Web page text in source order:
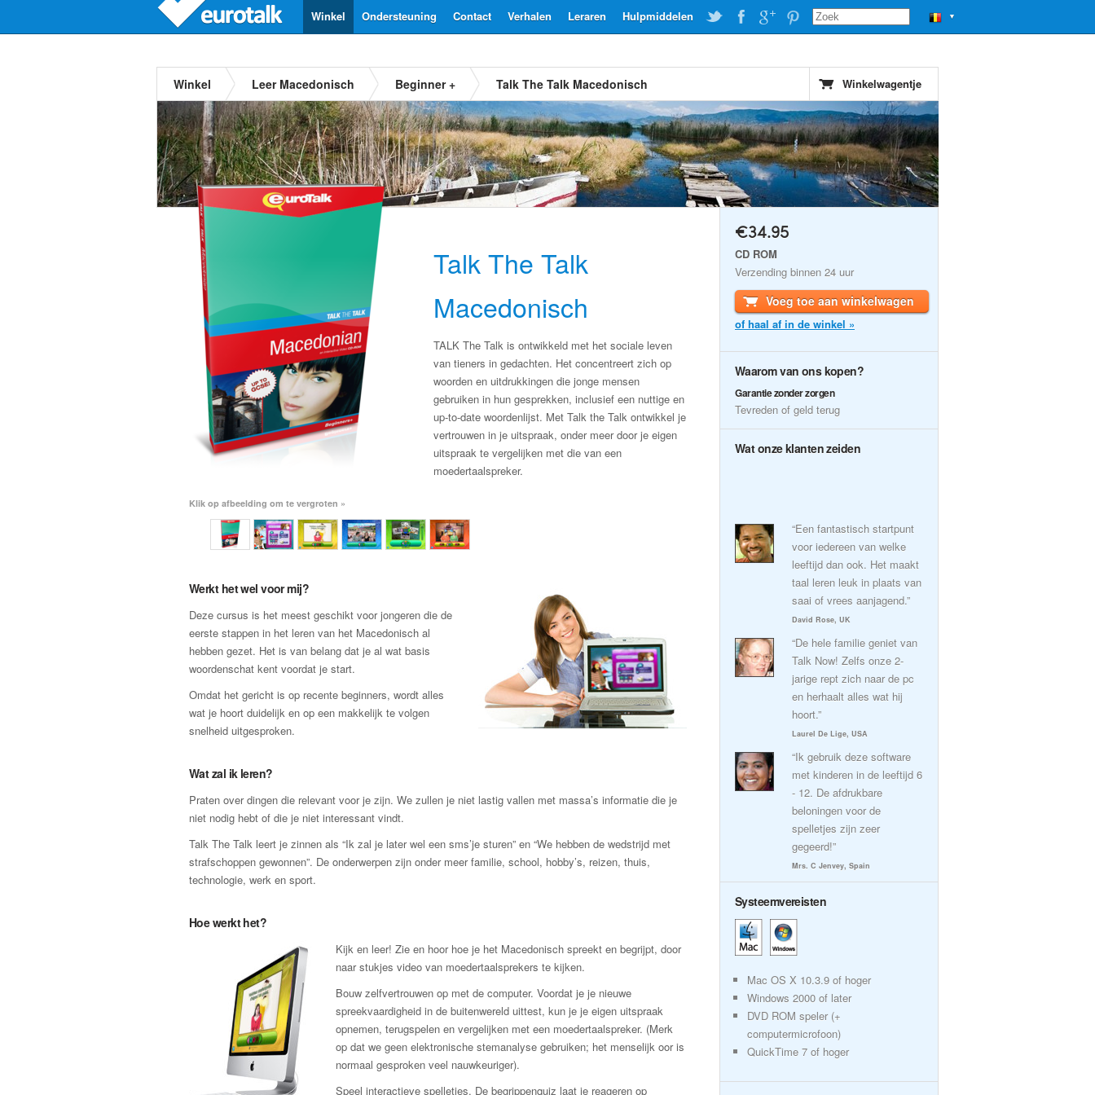
▼
Hulpmiddelen
Leraren
Verhalen
Contact
Ondersteuning
Winkel
Winkel Leer Macedonisch Beginner + Talk The Talk Macedonisch Winkelwagentje
Talk The Talk
Macedonisch
TALK The Talk is ontwikkeld met het sociale leven
van tieners in gedachten. Het concentreert zich op
woorden en uitdrukkingen die jonge mensen
gebruiken in hun gesprekken, inclusief een nuttige en
up-to-date woordenlijst. Met Talk the Talk ontwikkel je
vertrouwen in je uitspraak, onder meer door je eigen
uitspraak te vergelijken met die van een
moedertaalspreker.
Klik op afbeelding om te vergroten »
Werkt het wel voor mij?
Deze cursus is het meest geschikt voor jongeren die de
eerste stappen in het leren van het Macedonisch al
hebben gezet. Het is van belang dat je al wat basis
woordenschat kent voordat je start.
Omdat het gericht is op recente beginners, wordt alles
wat je hoort duidelijk en op een makkelijk te volgen
snelheid uitgesproken.
Wat zal ik leren?
Praten over dingen die relevant voor je zijn. We zullen je niet lastig vallen met massa’s informatie die je
niet nodig hebt of die je niet interessant vindt.
Talk The Talk leert je zinnen als “Ik zal je later wel een sms’je sturen” en “We hebben de wedstrijd met
strafschoppen gewonnen”. De onderwerpen zijn onder meer familie, school, hobby’s, reizen, thuis,
technologie, werk en sport.
Hoe werkt het?
Kijk en leer! Zie en hoor hoe je het Macedonisch spreekt en begrijpt, door
naar stukjes video van moedertaalsprekers te kijken.
Bouw zelfvertrouwen op met de computer. Voordat je je nieuwe
spreekvaardigheid in de buitenwereld uittest, kun je je eigen uitspraak
opnemen, terugspelen en vergelijken met een moedertaalspreker. (Merk
op dat we geen elektronische stemanalyse gebruiken; het menselijk oor is
normaal gesproken veel nauwkeuriger).
Speel interactieve spelletjes. De begrippenquiz laat je reageren op
€34.95
CD ROM
Verzending binnen 24 uur
Voeg toe aan winkelwagen
of haal af in de winkel »
Waarom van ons kopen?
Garantie zonder zorgen
Tevreden of geld terug
Wat onze klanten zeiden
“Een fantastisch startpunt
voor iedereen van welke
leeftijd dan ook. Het maakt
taal leren leuk in plaats van
saai of vrees aanjagend.”
David Rose, UK
“De hele familie geniet van
Talk Now! Zelfs onze 2-
jarige rept zich naar de pc
en herhaalt alles wat hij
hoort.”
Laurel De Lige, USA
“Ik gebruik deze software
met kinderen in de leeftijd 6
- 12. De afdrukbare
beloningen voor de
spelletjes zijn zeer
gegeerd!”
Mrs. C Jenvey, Spain
Systeemvereisten
Mac OS X 10.3.9 of hoger
Windows 2000 of later
DVD ROM speler (+
computermicrofoon)
QuickTime 7 of hoger